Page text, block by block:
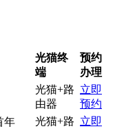
光猫终
端
预约
办理
光猫+路
由器
立即
预约
年
光猫+路 立即